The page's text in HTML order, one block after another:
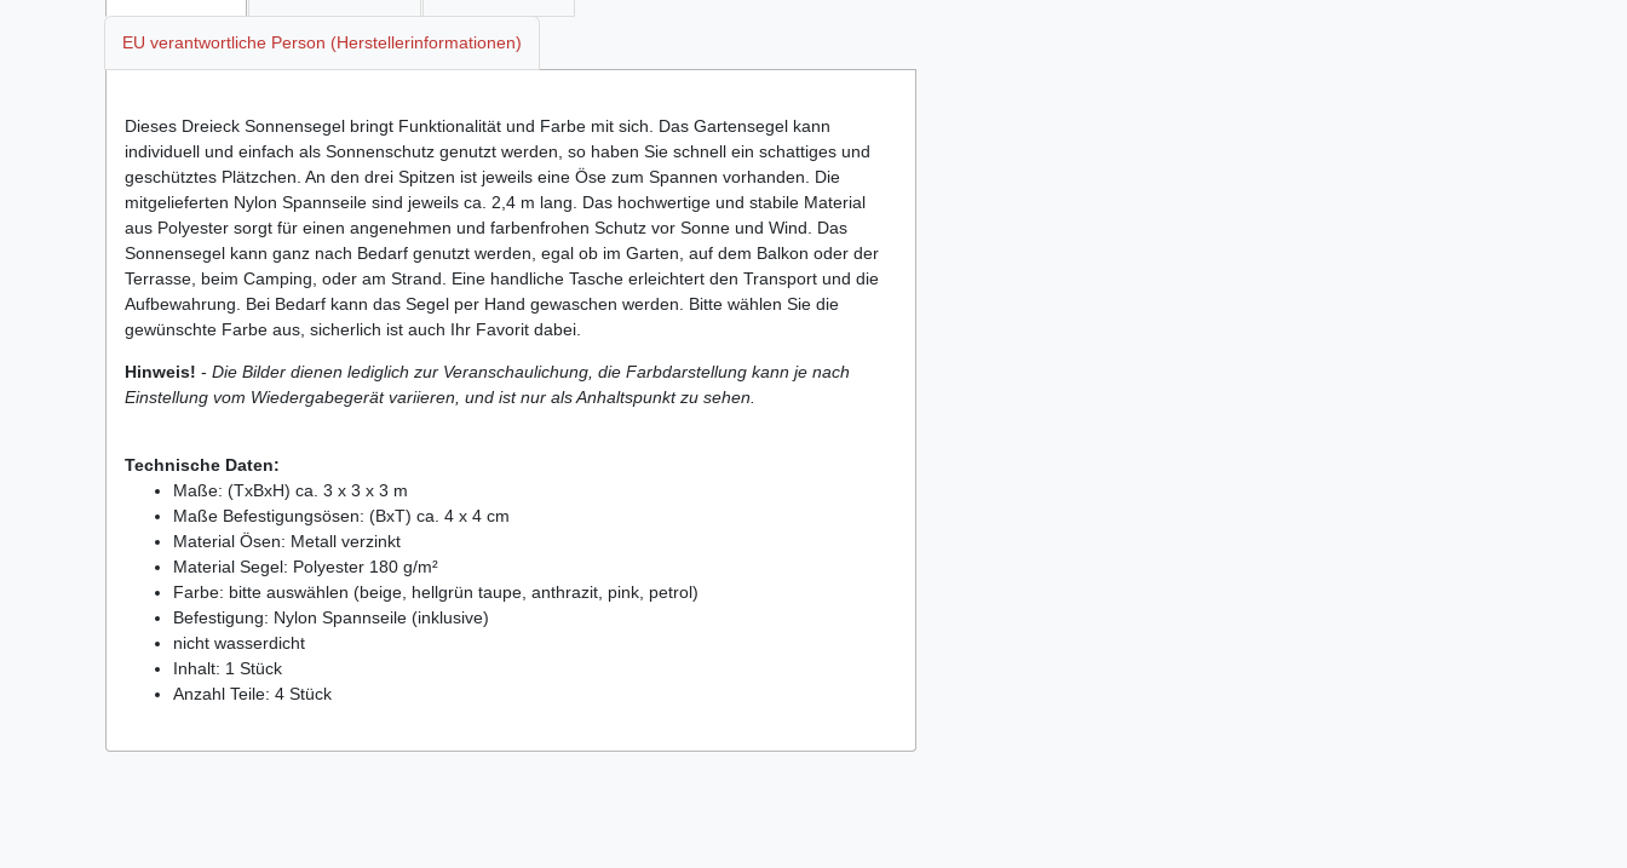
EU verantwortliche Person (Herstellerinformationen)
Dieses Dreieck Sonnensegel bringt Funktionalität und Farbe mit sich. Das Gartensegel kann
individuell und einfach als Sonnenschutz genutzt werden, so haben Sie schnell ein schattiges und
geschütztes Plätzchen. An den drei Spitzen ist jeweils eine Öse zum Spannen vorhanden. Die
mitgelieferten Nylon Spannseile sind jeweils ca. 2,4 m lang. Das hochwertige und stabile Material
aus Polyester sorgt für einen angenehmen und farbenfrohen Schutz vor Sonne und Wind. Das
Sonnensegel kann ganz nach Bedarf genutzt werden, egal ob im Garten, auf dem Balkon oder der
Terrasse, beim Camping, oder am Strand. Eine handliche Tasche erleichtert den Transport und die
Aufbewahrung. Bei Bedarf kann das Segel per Hand gewaschen werden. Bitte wählen Sie die
gewünschte Farbe aus, sicherlich ist auch Ihr Favorit dabei.
Hinweis! - Die Bilder dienen lediglich zur Veranschaulichung, die Farbdarstellung kann je nach
Einstellung vom Wiedergabegerät variieren, und ist nur als Anhaltspunkt zu sehen.
Technische Daten:
Maße: (TxBxH) ca. 3 x 3 x 3 m
Maße Befestigungsösen: (BxT) ca. 4 x 4 cm
Material Ösen: Metall verzinkt
Material Segel: Polyester 180 g/m²
Farbe: bitte auswählen (beige, hellgrün taupe, anthrazit, pink, petrol)
Befestigung: Nylon Spannseile (inklusive)
nicht wasserdicht
Inhalt: 1 Stück
Anzahl Teile: 4 Stück